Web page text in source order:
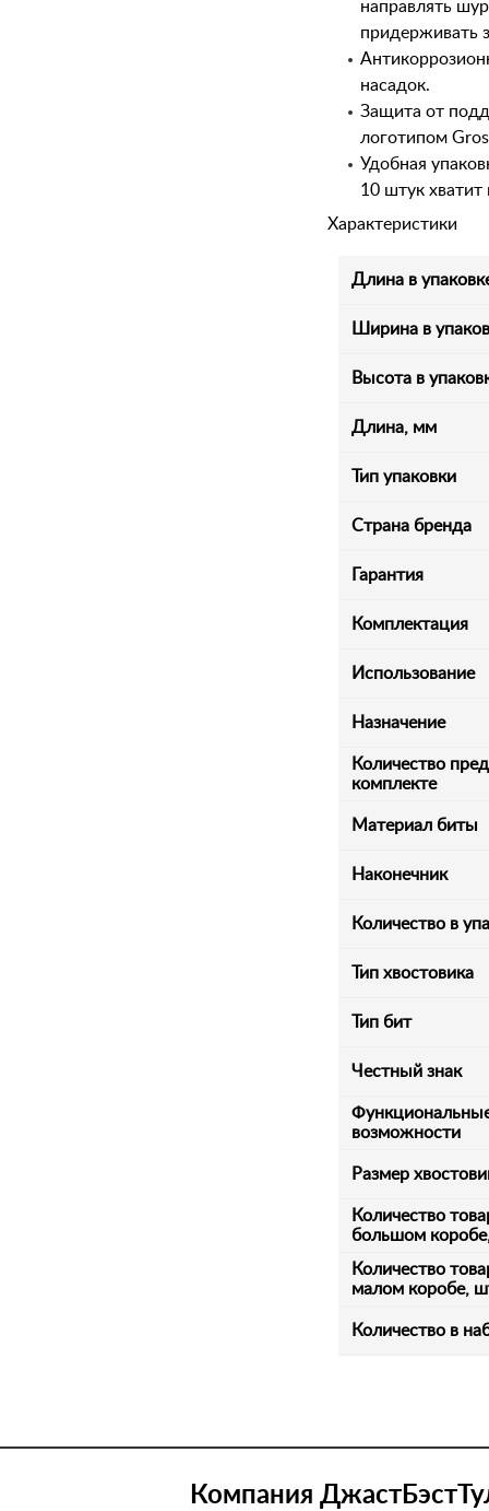
направлять
придерживать
насадок.
Защита от
логотипом
Удобная
10 штук
Характеристики
Длина в
Ширина в
Высота в
Длина, мм
Тип упаковки
Страна бренда
Гарантия
Комплектация
Использование
Назначение
Количество
комплекте
Материал биты
Наконечник
Количество в
Тип хвостовика
Тип бит
Честный знак
возможности
Размер
Количество
большом
Количество
малом коробе,
Количество в
Компания